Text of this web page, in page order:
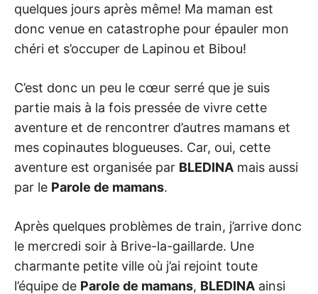
quelques jours après même! Ma maman est
donc venue en catastrophe pour épauler mon
chéri et s’occuper de Lapinou et Bibou!
C’est donc un peu le cœur serré que je suis
partie mais à la fois pressée de vivre cette
aventure et de rencontrer d’autres mamans et
mes copinautes blogueuses. Car, oui, cette
aventure est organisée par BLEDINA mais aussi
par le Parole de mamans.
Après quelques problèmes de train, j’arrive donc
le mercredi soir à Brive-la-gaillarde. Une
charmante petite ville où j’ai rejoint toute
l’équipe de Parole de mamans, BLEDINA ainsi